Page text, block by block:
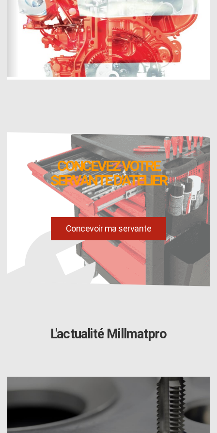
CONCEVEZ VOTRE
SERVANTE D'ATELIER
Concevoir ma servante
L'actualité Millmatpro